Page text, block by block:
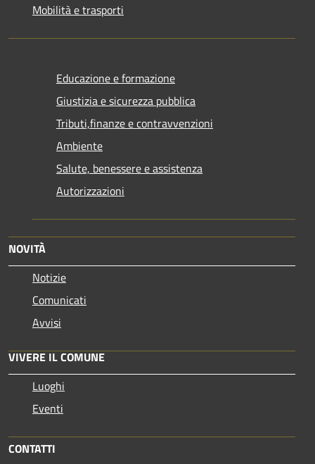
Mobilità e trasporti
Educazione e formazione
Giustizia e sicurezza pubblica
Tributi,finanze e contravvenzioni
Ambiente
Salute, benessere e assistenza
Autorizzazioni
NOVITÀ
Notizie
Comunicati
Avvisi
VIVERE IL COMUNE
Luoghi
Eventi
CONTATTI